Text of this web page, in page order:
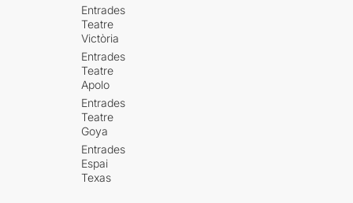
Entrades
Teatre
Victòria
Entrades
Teatre
Apolo
Entrades
Teatre
Goya
Entrades
Espai
Texas